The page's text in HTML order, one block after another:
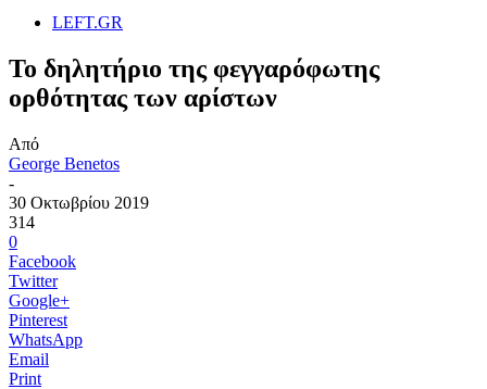
LEFT.GR
Το δηλητήριο της φεγγαρόφωτης
ορθότητας των αρίστων
Από
George Benetos
-
30 Οκτωβρίου 2019
314
0
Facebook
Twitter
Google+
Pinterest
WhatsApp
Email
Print